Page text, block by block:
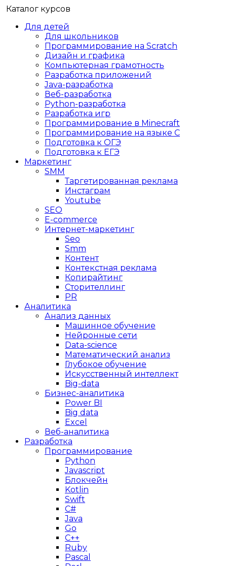
Каталог курсов
Для детей
Для школьников
Программирование на Scratch
Дизайн и графика
Компьютерная грамотность
Разработка приложений
Java-разработка
Веб-разработка
Python-разработка
Разработка игр
Программирование в Minecraft
Программирование на языке C
Подготовка к ОГЭ
Подготовка к ЕГЭ
Маркетинг
SMM
Таргетированная реклама
Инстаграм
Youtube
SEO
E-сommerce
Интернет-маркетинг
Seo
Smm
Контент
Контекстная реклама
Копирайтинг
Сторителлинг
PR
Аналитика
Анализ данных
Машинное обучение
Нейронные сети
Data-science
Математический анализ
Глубокое обучение
Искусственный интеллект
Big-data
Бизнес-аналитика
Power BI
Big data
Excel
Веб-аналитика
Разработка
Программирование
Python
Javascript
Блокчейн
Kotlin
Swift
C#
Java
Go
C++
Ruby
Pascal